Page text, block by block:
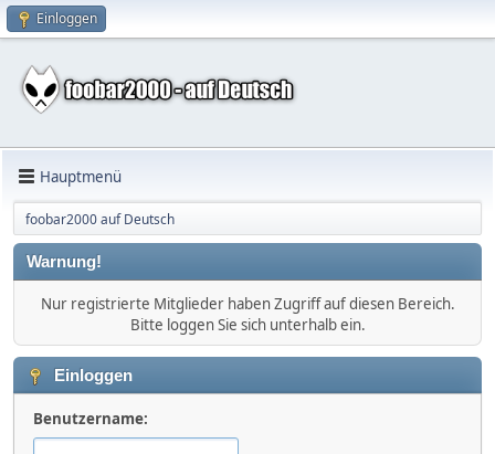
Einloggen
Hauptmenü
foobar2000 auf Deutsch
Warnung!
Nur registrierte Mitglieder haben Zugriff auf diesen Bereich.
Bitte loggen Sie sich unterhalb ein.
Einloggen
Benutzername: